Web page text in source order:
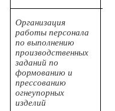
Организация
работы персонала
по выполнению
производственных
заданий по
формованию и
прессованию
огнеупорных
изделий